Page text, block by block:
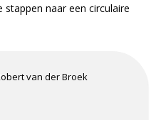
naar een circulaire
van der Broek